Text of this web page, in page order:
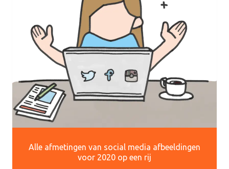
Alle afmetingen van social media afbeeldingen
voor 2020 op een rij